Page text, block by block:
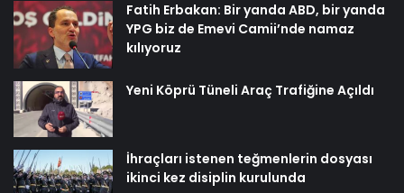
Fatih Erbakan: Bir yanda ABD, bir yanda
YPG biz de Emevi Camii’nde namaz
kılıyoruz
Yeni Köprü Tüneli Araç Trafiğine Açıldı
İhraçları istenen teğmenlerin dosyası
ikinci kez disiplin kurulunda